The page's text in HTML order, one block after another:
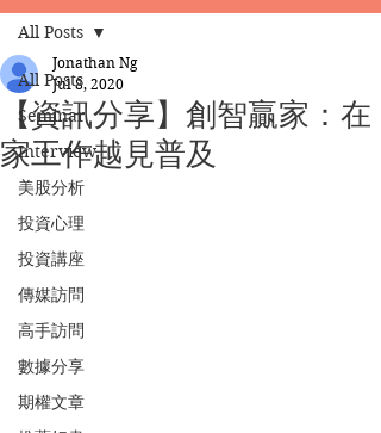
All Posts
Seminar
Interview
美股分析
投資心理
投資講座
傳媒訪問
高手訪問
數據分享
期權文章
All Posts
【資訊分享】創智贏家：在
家工作越見普及
Jonathan Ng
Jul 8, 2020